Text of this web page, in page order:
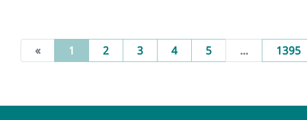
« 1 (current)
2 3 4 5 ... 1395